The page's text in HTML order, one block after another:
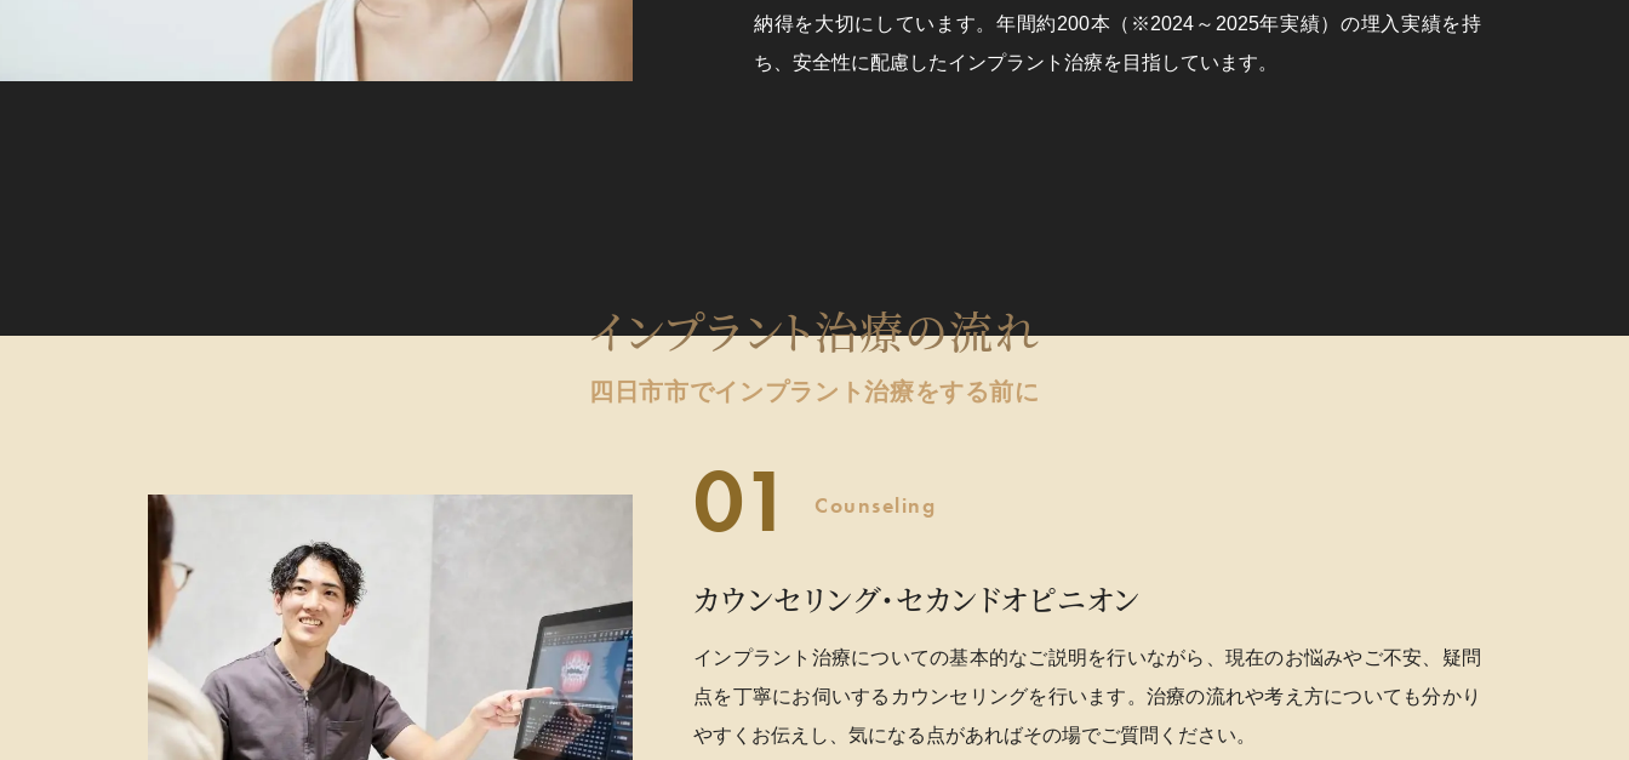
納得を大切にしています。年間約200本（※2024～2025年実績）の埋入実績を持
ち、安全性に配慮したインプラント治療を目指しています。
四日市市でインプラント治療をする前に
インプラント治療の流れ
Counseling
カウンセリング・セカンドオピニオン
インプラント治療についての基本的なご説明を行いながら、現在のお悩みやご不安、疑問
点を丁寧にお伺いするカウンセリングを行います。治療の流れや考え方についても分かり
やすくお伝えし、気になる点があればその場でご質問ください。